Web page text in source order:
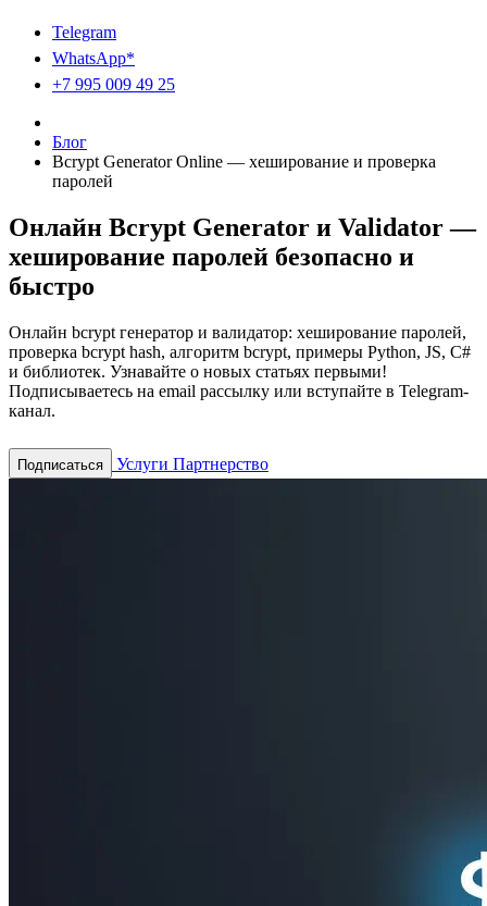
Telegram
WhatsApp*
+7 995 009 49 25
Блог
Bcrypt Generator Online — хеширование и проверка
паролей
Онлайн Bcrypt Generator и Validator —
хеширование паролей безопасно и
быстро
Онлайн bcrypt генератор и валидатор: хеширование паролей,
проверка bcrypt hash, алгоритм bcrypt, примеры Python, JS, C#
и библиотек. Узнавайте о новых статьях первыми!
Подписываетесь на email рассылку или вступайте в Telegram-
канал.
Подписаться Услуги Партнерство